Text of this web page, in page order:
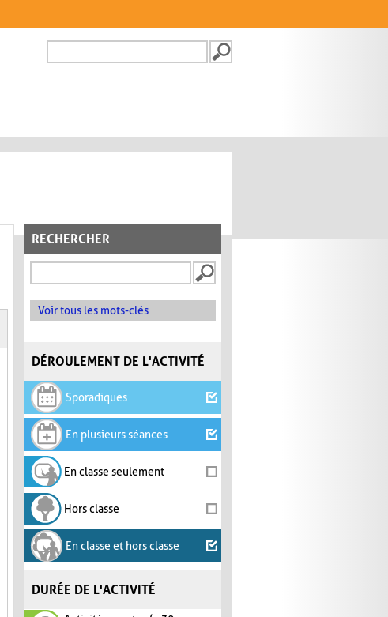
FORMULAIRE DE
RECHERCHER
Voir tous les mots-clés
DÉROULEMENT DE L'ACTIVITÉ
Sporadiques
En plusieurs séances
En classe seulement
Hors classe
En classe et hors classe
DURÉE DE L'ACTIVITÉ